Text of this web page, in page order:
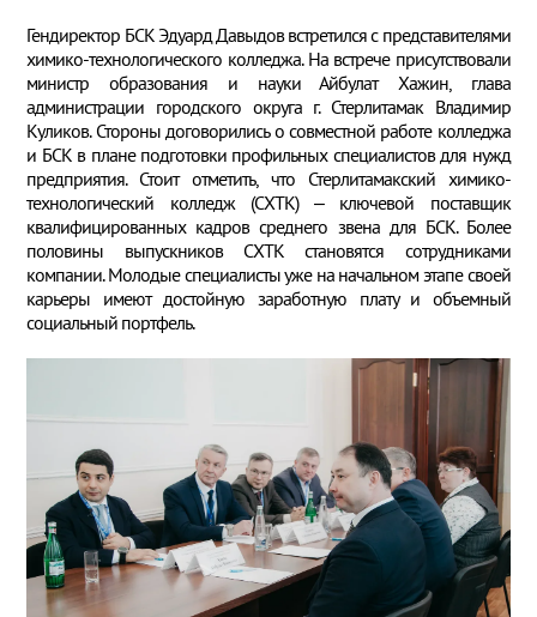
Гендиректор БСК Эдуард Давыдов встретился с представителями
химико-технологического колледжа. На встрече присутствовали
министр образования и науки Айбулат Хажин, глава
администрации городского округа г. Стерлитамак Владимир
Куликов. Стороны договорились о совместной работе колледжа
и БСК в плане подготовки профильных специалистов для нужд
предприятия. Стоит отметить, что Стерлитамакский химико-
технологический колледж (СХТК) – ключевой поставщик
квалифицированных кадров среднего звена для БСК. Более
половины выпускников СХТК становятся сотрудниками
компании. Молодые специалисты уже на начальном этапе своей
карьеры имеют достойную заработную плату и объемный
социальный портфель.